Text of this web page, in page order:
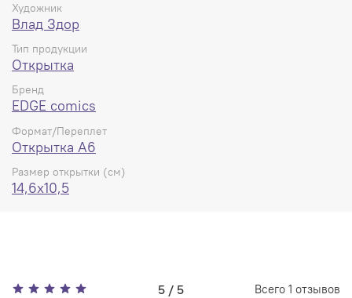
Художник
Влад Здор
Тип продукции
Открытка
Бренд
EDGE comics
Формат/Переплет
Открытка А6
Размер открытки (см)
14,6x10,5
5 / 5 Всего 1 отзывов